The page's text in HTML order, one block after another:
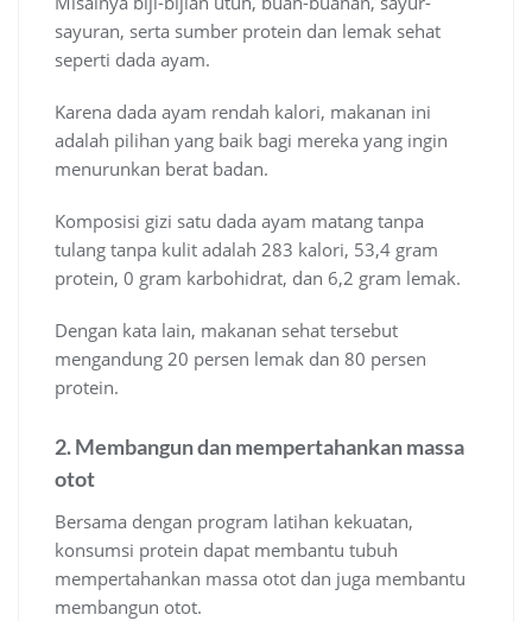
sayuran, serta sumber protein dan lemak sehat
seperti dada ayam.
Karena dada ayam rendah kalori, makanan ini
adalah pilihan yang baik bagi mereka yang ingin
menurunkan berat badan.
Komposisi gizi satu dada ayam matang tanpa
tulang tanpa kulit adalah 283 kalori, 53,4 gram
protein, 0 gram karbohidrat, dan 6,2 gram lemak.
Dengan kata lain, makanan sehat tersebut
mengandung 20 persen lemak dan 80 persen
protein.
2. Membangun dan mempertahankan massa
otot
Bersama dengan program latihan kekuatan,
konsumsi protein dapat membantu tubuh
mempertahankan massa otot dan juga membantu
membangun otot.